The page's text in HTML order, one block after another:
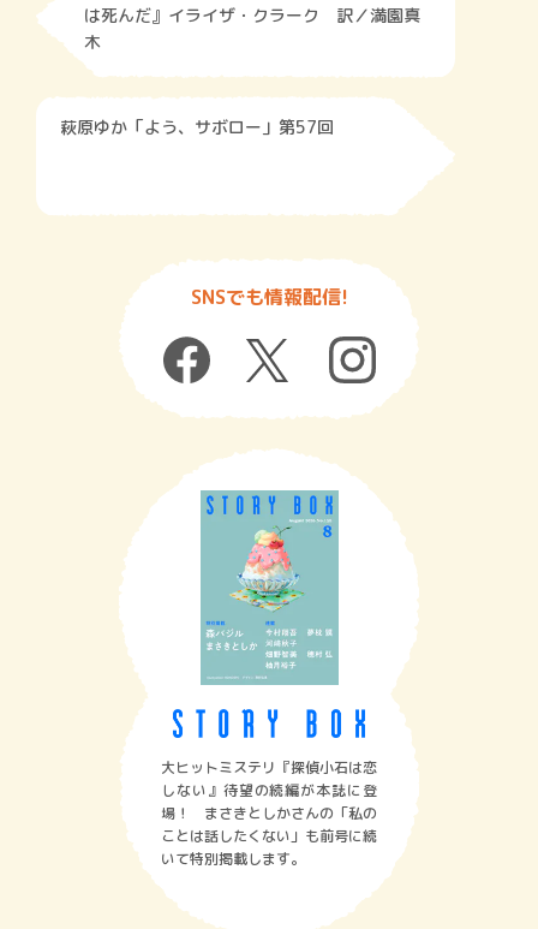
は死んだ』イライザ・クラーク 訳／満園真
木
萩原ゆか「よう、サボロー」第57回
SNSでも情報配信!
大ヒットミステリ『探偵小石は恋
しない』待望の続編が本誌に登
場！ まさきとしかさんの「私の
ことは話したくない」も前号に続
いて特別掲載します。